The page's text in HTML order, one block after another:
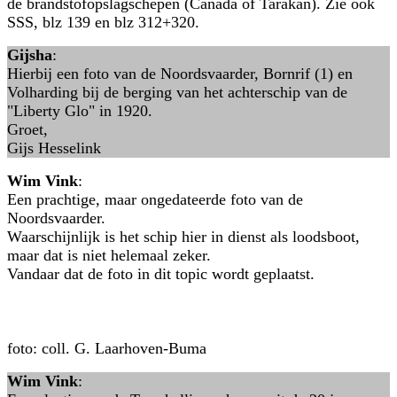
de brandstofopslagschepen (Canada of Tarakan). Zie ook
SSS, blz 139 en blz 312+320.
Gijsha:
Hierbij een foto van de Noordsvaarder, Bornrif (1) en
Volharding bij de berging van het achterschip van de
"Liberty Glo" in 1920.
Groet,
Gijs Hesselink
Wim Vink:
Een prachtige, maar ongedateerde foto van de
Noordsvaarder.
Waarschijnlijk is het schip hier in dienst als loodsboot,
maar dat is niet helemaal zeker.
Vandaar dat de foto in dit topic wordt geplaatst.
foto: coll. G. Laarhoven-Buma
Wim Vink: